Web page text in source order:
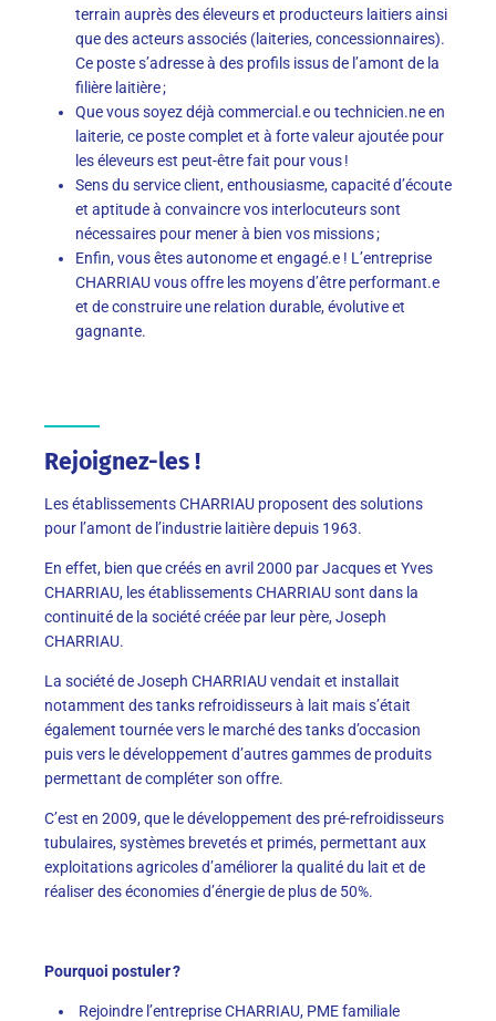
terrain auprès des éleveurs et producteurs laitiers ainsi
que des acteurs associés (laiteries, concessionnaires).
Ce poste s’adresse à des profils issus de l’amont de la
filière laitière ;
Que vous soyez déjà commercial.e ou technicien.ne en
laiterie, ce poste complet et à forte valeur ajoutée pour
les éleveurs est peut-être fait pour vous !
Sens du service client, enthousiasme, capacité d’écoute
et aptitude à convaincre vos interlocuteurs sont
nécessaires pour mener à bien vos missions ;
Enfin, vous êtes autonome et engagé.e ! L’entreprise
CHARRIAU vous offre les moyens d’être performant.e
et de construire une relation durable, évolutive et
gagnante.
Rejoignez-les !
Les établissements CHARRIAU proposent des solutions
pour l’amont de l’industrie laitière depuis 1963.
En effet, bien que créés en avril 2000 par Jacques et Yves
CHARRIAU, les établissements CHARRIAU sont dans la
continuité de la société créée par leur père, Joseph
CHARRIAU.
La société de Joseph CHARRIAU vendait et installait
notamment des tanks refroidisseurs à lait mais s’était
également tournée vers le marché des tanks d’occasion
puis vers le développement d’autres gammes de produits
permettant de compléter son offre.
C’est en 2009, que le développement des pré-refroidisseurs
tubulaires, systèmes brevetés et primés, permettant aux
exploitations agricoles d’améliorer la qualité du lait et de
réaliser des économies d’énergie de plus de 50%.
Pourquoi postuler ?
Rejoindre l’entreprise CHARRIAU, PME familiale